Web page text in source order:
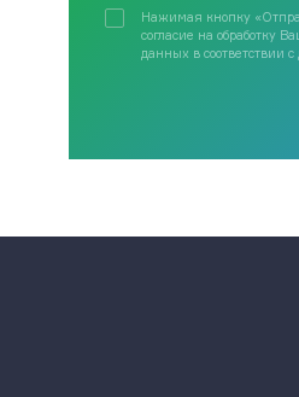
Нажимая кнопку
согласие на обработку
данных в соответствии с